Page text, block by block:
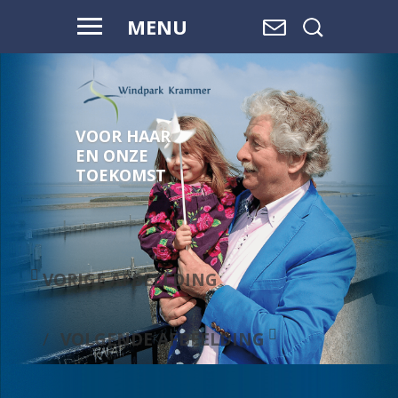
MENU
VOOR HAAR
EN ONZE
TOEKOMST
VORIGE AFBEELDING
VOLGENDE AFBEELDING